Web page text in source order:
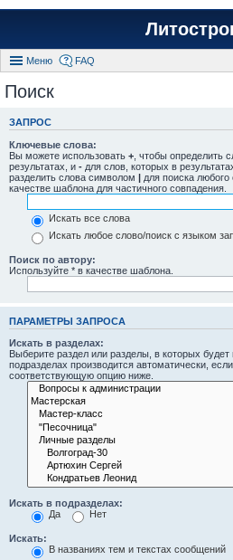
Меню FAQ
Поиск
ЗАПРОС
Ключевые слова:
Вы можете использовать + , чтобы определить
результатах, и - для слов, которых в
разделить слова символом | для поиска
качестве шаблона для частичного совпадения.
Искать все слова
Искать любое слово/поиск с языком
Поиск по автору:
Используйте * в качестве шаблона.
ПАРАМЕТРЫ ЗАПРОСА
Искать в разделах:
Выберите раздел или разделы, в которых
подразделах производится автоматически,
соответствующую опцию ниже.
Искать в подразделах:
Да
Нет
Искать:
В названиях тем и текстах сообщений